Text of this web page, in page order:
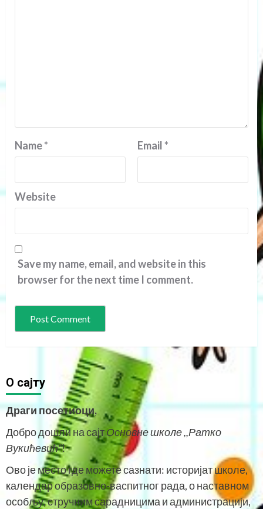
Name* Email*
Website
Save my name, email, and website in this
browser for the next time I comment.
O сајту
Драги посетиоци,
Добро дошли на сајтОсновне школе ,,Ратко
Вукићевић“!
Ово је место где можете сазнати: историјат школе,
календар образовно-васпитног рада, о наставном
особљу, стручним сарадницима и администрацији,